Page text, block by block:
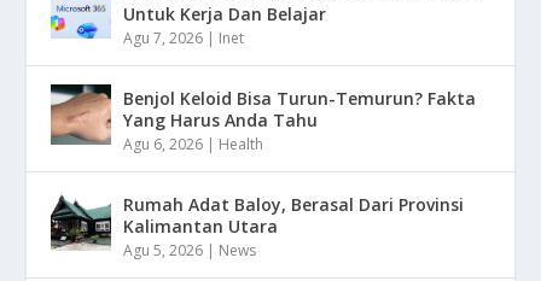
Untuk Kerja Dan Belajar
Agu 7, 2026 | Inet
Benjol Keloid Bisa Turun-Temurun? Fakta
Yang Harus Anda Tahu
Agu 6, 2026 | Health
Rumah Adat Baloy, Berasal Dari Provinsi
Kalimantan Utara
Agu 5, 2026 | News